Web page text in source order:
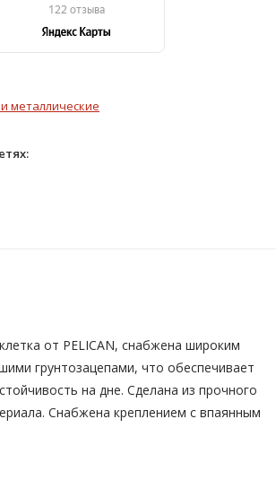
металлические
от PELICAN, снабжена широким
грунтозацепами, что обеспечивает
на дне. Сделана из прочного
Снабжена креплением с впаянным